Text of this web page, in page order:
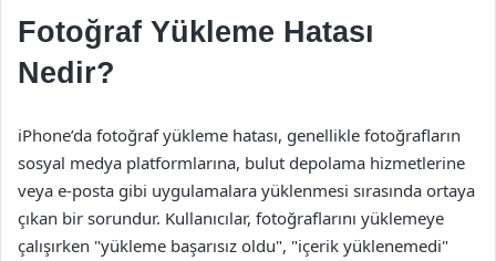
Fotoğraf Yükleme Hatası
Nedir?
iPhone’da fotoğraf yükleme hatası, genellikle fotoğrafların
sosyal medya platformlarına, bulut depolama hizmetlerine
veya e-posta gibi uygulamalara yüklenmesi sırasında ortaya
çıkan bir sorundur. Kullanıcılar, fotoğraflarını yüklemeye
çalışırken "yükleme başarısız oldu", "içerik yüklenemedi"